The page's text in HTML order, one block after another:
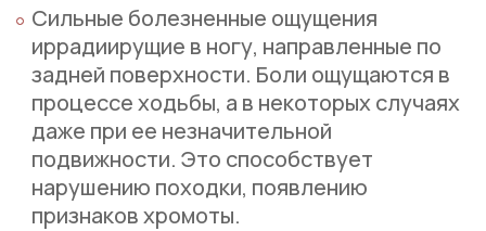
Сильные болезненные ощущения
иррадиирущие в ногу, направленные по
задней поверхности. Боли ощущаются в
процессе ходьбы, а в некоторых случаях
даже при ее незначительной
подвижности. Это способствует
нарушению походки, появлению
признаков хромоты.